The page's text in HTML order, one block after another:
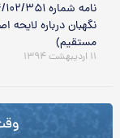
نگهبان درباره لایحه
مستقیم)
۱۱ اردیبهشت ۱۳۹۴